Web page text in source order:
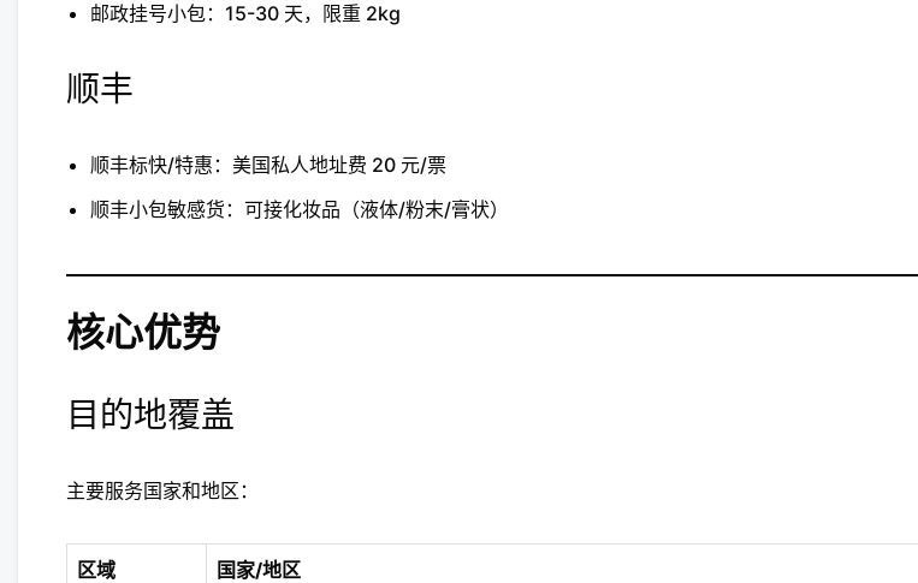
邮政挂号小包：15-30 天，限重 2kg
顺丰
顺丰标快/特惠：美国私人地址费 20 元/票
顺丰小包敏感货：可接化妆品（液体/粉末/膏状）
核心优势
目的地覆盖
主要服务国家和地区：
区域 国家/地区